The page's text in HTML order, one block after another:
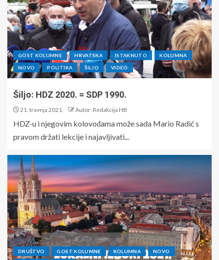
GOST KOLUMNE HRVATSKA ISTAKNUTO KOLUMNA
NOVO POLITIKA ŠILJO VIDEO
Šiljo: HDZ 2020. = SDP 1990.
21. travnja 2021. Autor: Redakcija HB
HDZ-u i njegovim kolovođama može sada Mario Radić s
pravom držati lekcije i najavljivati...
DRUŠTVO GOST KOLUMNE KOLUMNA NOVO